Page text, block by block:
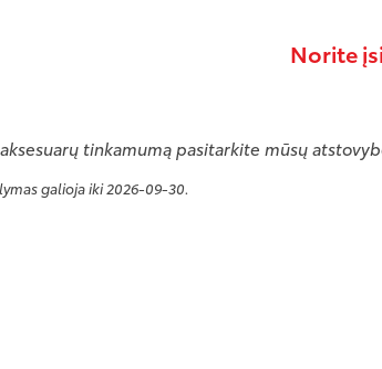
Norite
tinkamumą pasitarkite mūsų
galioja iki 2026-09-30.